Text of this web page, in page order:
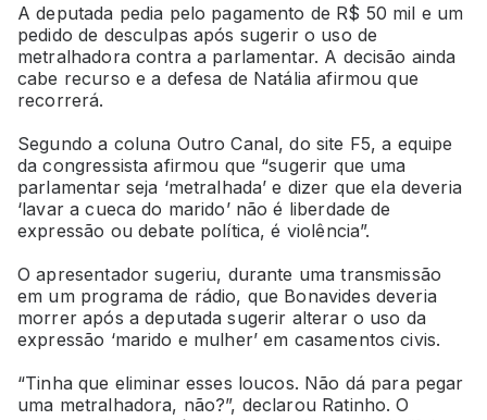
A deputada pedia pelo pagamento de R$ 50 mil e um
pedido de desculpas após sugerir o uso de
metralhadora contra a parlamentar. A decisão ainda
cabe recurso e a defesa de Natália afirmou que
recorrerá.
Segundo a coluna Outro Canal, do site F5, a equipe
da congressista afirmou que “sugerir que uma
parlamentar seja ‘metralhada’ e dizer que ela deveria
‘lavar a cueca do marido’ não é liberdade de
expressão ou debate política, é violência”.
O apresentador sugeriu, durante uma transmissão
em um programa de rádio, que Bonavides deveria
morrer após a deputada sugerir alterar o uso da
expressão ‘marido e mulher’ em casamentos civis.
“Tinha que eliminar esses loucos. Não dá para pegar
uma metralhadora, não?”, declarou Ratinho. O